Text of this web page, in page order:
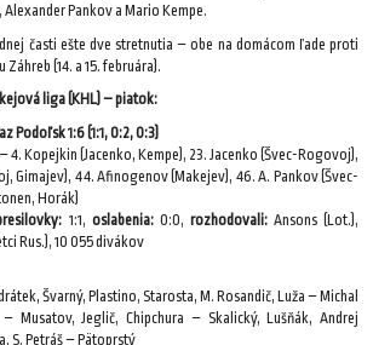
Pankov a Mario Kempe.
časti ešte dve stretnutia – obe na domácom ľade proti
(14. a 15. februára).
liga (KHL) – piatok:
Podoľsk 1:6 (1:1, 0:2, 0:3)
4. Kopejkin (Jacenko, Kempe), 23. Jacenko (Švec-Rogovoj),
Gimajev), 44. Afinogenov (Makejev), 46. A. Pankov (Švec-
Horák)
1:1, oslabenia:0:0, rozhodovali:Ansons (Lot.),
Rus.), 10 055 divákov
Švarný, Plastino, Starosta, M. Rosandič, Luža – Michal
Musatov, Jeglič, Chipchura – Skalický, Lušňák, Andrej
S. Petráš – Pätoprstý